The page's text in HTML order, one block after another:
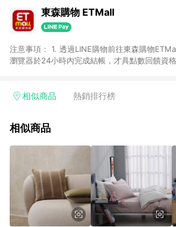
東森購物 ETMall
注意事項： 1. 透過LINE購物前往東森購物
瀏覽器於24小時內完成結帳，才具點數回饋資
單，皆不在點數回饋範圍內。 3. 如購買以下類
球嚴選、商城、專案商品、「草莓網」全館商品
回饋。 5. 點數回饋會扣除所有折扣優惠後之最
實際回饋請依LINE購物通知為主。 6. 訂單如有
ETMall站內之折扣優惠(包含但不限於東森幣、
券等)，不具點數回饋資格。詳細請依東森購物
顯示為準。 7. LINE購物設有「單一商品最高回
殊活動時開放「回饋無上限」)，以同一訂單中
計算，並依訂單成立時間當下LINE購物所設定
相似商品 熱銷排行榜
相似商品